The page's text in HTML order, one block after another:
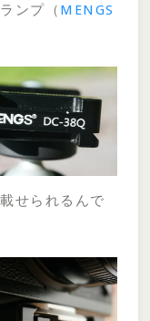
ンプ（ MENGS
せられるんで